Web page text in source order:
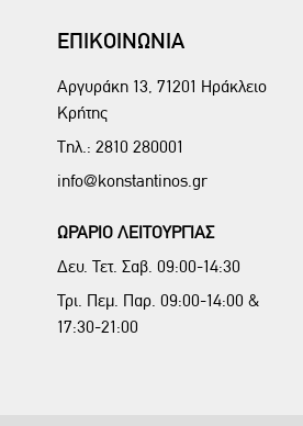
ΕΠΙΚΟΙΝΩΝΙΑ
Αργυράκη 13, 71201 Ηράκλειο
Κρήτης
Τηλ.: 2810 280001
info@konstantinos.gr
ΩΡΑΡΙΟ ΛΕΙΤΟΥΡΓΙΑΣ
Δευ. Τετ. Σαβ. 09:00-14:30
Τρι. Πεμ. Παρ. 09:00-14:00 &
17:30-21:00